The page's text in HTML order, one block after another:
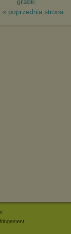
« poprzednia strona